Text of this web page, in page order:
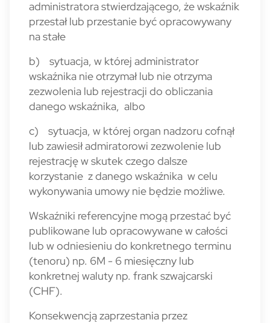
administratora stwierdzającego, że wskaźnik
przestał lub przestanie być opracowywany
na stałe
b) sytuacja, w której administrator
wskaźnika nie otrzymał lub nie otrzyma
zezwolenia lub rejestracji do obliczania
danego wskaźnika, albo
c) sytuacja, w której organ nadzoru cofnął
lub zawiesił admiratorowi zezwolenie lub
rejestrację w skutek czego dalsze
korzystanie z danego wskaźnika w celu
wykonywania umowy nie będzie możliwe.
Wskaźniki referencyjne mogą przestać być
publikowane lub opracowywane w całości
lub w odniesieniu do konkretnego terminu
(tenoru) np. 6M - 6 miesięczny lub
konkretnej waluty np. frank szwajcarski
(CHF).
Konsekwencją zaprzestania przez